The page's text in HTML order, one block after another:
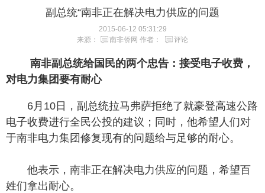
副总统“南非正在解决电力供应的问题
2015-06-12 05:31:29
来源：
南非侨网 作者： 评论
南非副总统给国民的两个忠告：接受电子收费，
对电力集团要有耐心
6月10日，副总统拉马弗萨拒绝了就豪登高速公路
电子收费进行全民公投的建议；同时，他希望人们对
于南非电力集团修复现有的问题给与足够的耐心。
他表示，南非正在解决电力供应的问题，希望百
姓们拿出耐心。